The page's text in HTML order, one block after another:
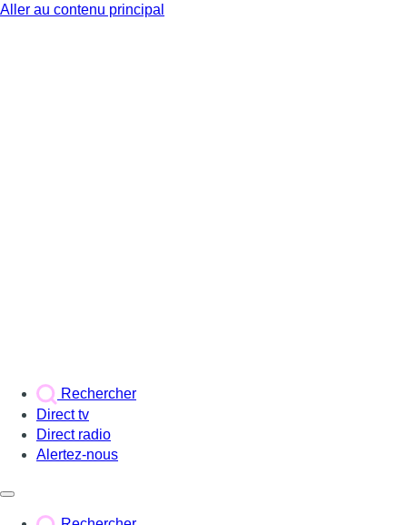
Aller au contenu principal
Rechercher
Direct tv
Direct radio
Alertez-nous